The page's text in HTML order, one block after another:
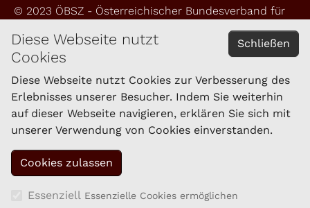
Schließen
Diese Webseite nutzt
Cookies
Diese Webseite nutzt Cookies zur Verbesserung des
Erlebnisses unserer Besucher. Indem Sie weiterhin
auf dieser Webseite navigieren, erklären Sie sich mit
unserer Verwendung von Cookies einverstanden.
Essenziell Essenzielle Cookies ermöglichen
© 2023 ÖBSZ - Österreichischer Bundesverband für
Impressum
KONTAKT
Schaf- und Ziegenzucht Tirol eGen
Brixner Straße 1
6020 Innsbruck
Tel.: 059/292-1861